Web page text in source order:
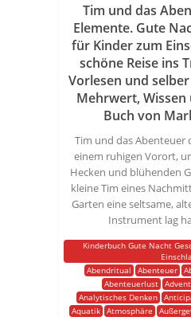
Tim und das
Elemente. Gute
für Kinder zum
schöne Reise ins
Vorlesen und
Mehrwert,
Buch von
Tim und das Abenteuer
einem ruhigen Vorort,
Hecken und blühenden
kleine Tim eines
Garten eine seltsame,
Instrument lag
Kinderbuch Gute Nacht
Abendritual
Abenteuer
Abenteuerlust
Analytisches Denken
Aquatik Atmosphäre